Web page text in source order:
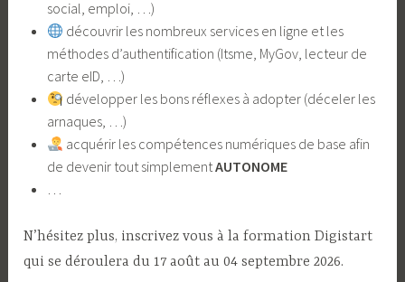
social, emploi, …)
​ découvrir les nombreux services en ligne et les
méthodes d’authentification (Itsme, MyGov, lecteur de
carte eID, …)
​ développer les bons réflexes à adopter (déceler les
arnaques, …)
​ acquérir les compétences numériques de base afin
de devenir tout simplementAUTONOME
…
N’hésitez plus, inscrivez vous à la formation Digistart
qui se déroulera du 17 août au 04 septembre 2026.